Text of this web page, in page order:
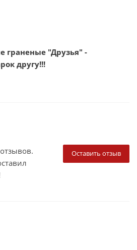
граненые "Друзья" -
другу!!!
Оставить отзыв